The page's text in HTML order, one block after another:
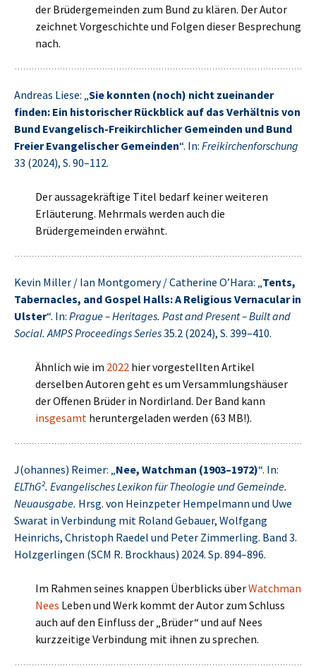
der Brüdergemeinden zum Bund zu klären. Der Autor
zeichnet Vorgeschichte und Folgen dieser Besprechung
nach.
Andreas Liese: „Sie konnten (noch) nicht zueinander
finden: Ein historischer Rückblick auf das Verhältnis von
Bund Evangelisch-Freikirchlicher Gemeinden und Bund
Freier Evangelischer Gemeinden“. In: Freikirchenforschung
33 (2024), S. 90–112.
Der aussagekräftige Titel bedarf keiner weiteren
Erläuterung. Mehrmals werden auch die
Brüdergemeinden erwähnt.
Kevin Miller / Ian Montgomery / Catherine O’Hara: „Tents,
Tabernacles, and Gospel Halls: A Religious Vernacular in
Ulster“. In: Prague – Heritages. Past and Present – Built and
Social. AMPS Proceedings Series35.2 (2024), S. 399–410.
Ähnlich wie im 2022 hier vorgestellten Artikel
derselben Autoren geht es um Versammlungshäuser
der Offenen Brüder in Nordirland. Der Band kann
insgesamt heruntergeladen werden (63 MB!).
J(ohannes) Reimer: „Nee, Watchman (1903–1972)“. In:
ELThG². Evangelisches Lexikon für Theologie und Gemeinde.
Neuausgabe. Hrsg. von Heinzpeter Hempelmann und Uwe
Swarat in Verbindung mit Roland Gebauer, Wolfgang
Heinrichs, Christoph Raedel und Peter Zimmerling. Band 3.
Holzgerlingen (SCM R. Brockhaus) 2024. Sp. 894–896.
Im Rahmen seines knappen Überblicks überWatchman
Nees Leben und Werk kommt der Autor zum Schluss
auch auf den Einfluss der „Brüder“ und auf Nees
kurzzeitige Verbindung mit ihnen zu sprechen.